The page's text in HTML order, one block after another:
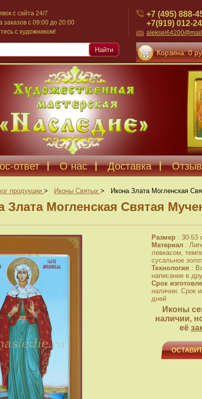
с сайта 24/7
заказов с 09:00 до 20:00
с художником!
+7 (495) 888-
+7(919) 012-
Корзина: 0
Найти
ответ О нас Доставка
продукции > Иконы Святых > Икона Злата Могленская
Злата Могленская Святая
Размер : 30-53
Материал :
левкасом,
сусальное
Технология :
написание в
Срок
наличии. Срок
дней
Иконы
наличии,
её